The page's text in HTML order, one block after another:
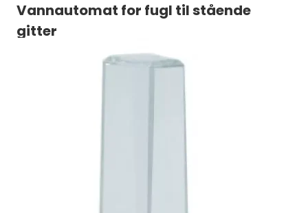
Vannautomat for fugl til stående
gitter